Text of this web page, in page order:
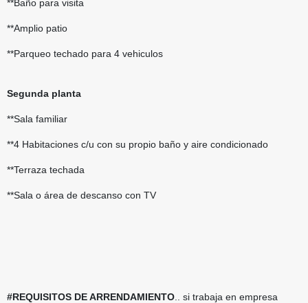
**Baño para visita
**Amplio patio
**Parqueo techado para 4 vehiculos
Segunda planta
**Sala familiar
**4 Habitaciones c/u con su propio baño y aire condicionado
**Terraza techada
**Sala o área de descanso con TV
#REQUISITOS DE ARRENDAMIENTO .. si trabaja en empresa